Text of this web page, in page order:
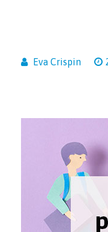
Eva Crispin